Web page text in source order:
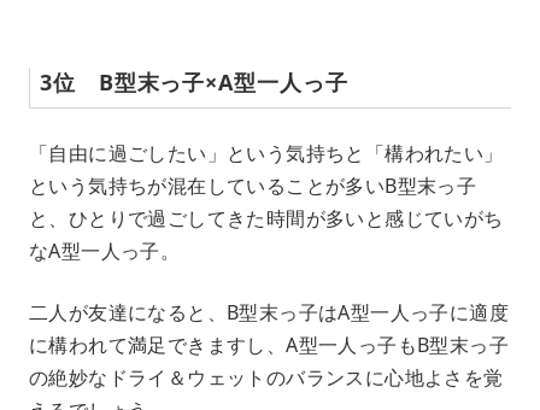
3位 B型末っ子×A型一人っ子
「自由に過ごしたい」という気持ちと「構われたい」
という気持ちが混在していることが多いB型末っ子
と、ひとりで過ごしてきた時間が多いと感じていがち
なA型一人っ子。
二人が友達になると、B型末っ子はA型一人っ子に適度
に構われて満足できますし、A型一人っ子もB型末っ子
の絶妙なドライ＆ウェットのバランスに心地よさを覚